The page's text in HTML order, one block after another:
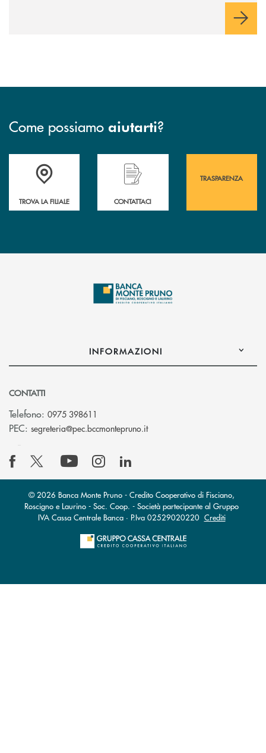
Come possiamo aiutarti?
Accedi all' elenco completo&nbsp; delle&nbsp; filiali&nbsp; di Banca
TROVA LA FILIALE
Hai bisogno di assistenza immediata?
CONTATTACI
TRASPARENZA
INFORMAZIONI
CONTATTI
Telefono: 0975 398611
PEC: segreteria@pec.bccmontepruno.it(si apre l’app di posta
© 2026 Banca Monte Pruno - Credito Cooperativo di Fisciano,
Roscigno e Laurino - Soc. Coop. - Società partecipante al Gruppo
IVA Cassa Centrale Banca · P.Iva 02529020220 Crediti